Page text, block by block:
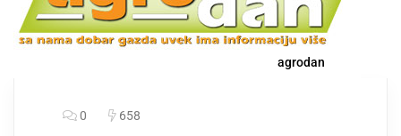
agrodan
0 658